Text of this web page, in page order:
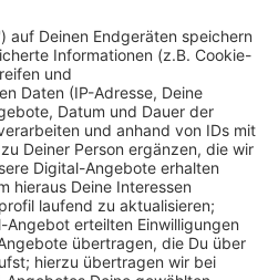
und wir versuchen Schritt
arbeitende Mama sprechen,
verstreichen wie im Flug
reicht die Zeit selten.
rast von A nach B und ist bis
Wir Muddies in
kommen manchmal schon